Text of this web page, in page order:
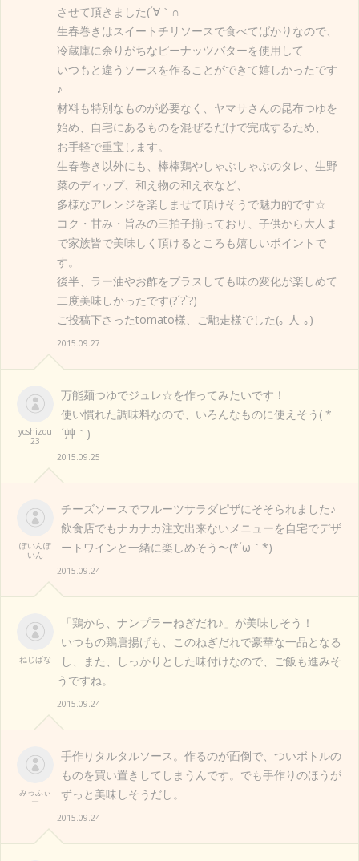
させて頂きました(´∀｀∩
生春巻きはスイートチリソースで食べてばかりなので、
冷蔵庫に余りがちなピーナッツバターを使用して
いつもと違うソースを作ることができて嬉しかったです
♪
材料も特別なものが必要なく、ヤマサさんの昆布つゆを
始め、自宅にあるものを混ぜるだけで完成するため、
お手軽で重宝します。
生春巻き以外にも、棒棒鶏やしゃぶしゃぶのタレ、生野
菜のディップ、和え物の和え衣など、
多様なアレンジを楽しませて頂けそうで魅力的です☆
コク・甘み・旨みの三拍子揃っており、子供から大人ま
で家族皆で美味しく頂けるところも嬉しいポイントで
す。
後半、ラー油やお酢をプラスしても味の変化が楽しめて
二度美味しかったです(?´?`?)
ご投稿下さったtomato様、ご馳走様でした(｡-人-｡)
2015.09.27
yoshizou
23
万能麺つゆでジュレ☆を作ってみたいです！
使い慣れた調味料なので、いろんなものに使えそう( *
´艸｀)
2015.09.25
ぽいんぽ
いん
チーズソースでフルーツサラダピザにそそられました♪
飲食店でもナカナカ注文出来ないメニューを自宅でデザ
ートワインと一緒に楽しめそう〜(*´ω｀*)
2015.09.24
ねじばな
「鶏から、ナンプラーねぎだれ♪」が美味しそう！
いつもの鶏唐揚げも、このねぎだれで豪華な一品となる
し、また、しっかりとした味付けなので、ご飯も進みそ
うですね。
2015.09.24
みっふぃ
ー
手作りタルタルソース。作るのが面倒で、ついボトルの
ものを買い置きしてしまうんです。でも手作りのほうが
ずっと美味しそうだし。
2015.09.24